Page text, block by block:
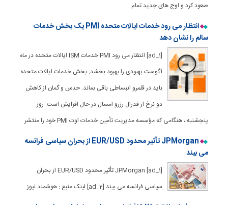
صعود کرد و اوج های جدید تمام
انتظار می رود خدمات ایالات متحده PMI یک بخش خدمات
سالم را نشان دهد
[ad_1] انتظار می رود PMI خدمات ISM ایالات متحده در ماه
آگوست بهبودی را بهبود بخشد. بخش خدمات ایالات متحده
باید در قلمرو انبساطی باقی بماند. حدس و گمان از کاهش
دو نرخ از فدرال رزرو امسال در حال افزایش است. روز
پنجشنبه ، هنگامی که مؤسسه مدیریت تأمین خدمات اوت PMI خود را منتشر
JPMorgan تأثیر محدود EUR/USD از بحران سیاسی فرانسه
می بیند
[ad_1] JPMorgan تأثیر محدود EUR/USD از بحران
سیاسی فرانسه می بیند [ad_2] لینک منبع : هوشمند نیوز